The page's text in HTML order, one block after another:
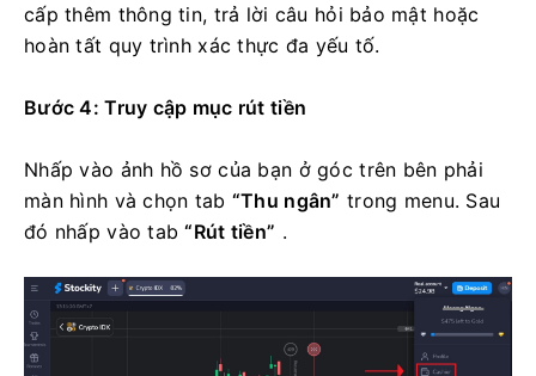
cấp thêm thông tin, trả lời câu hỏi bảo mật hoặc
hoàn tất quy trình xác thực đa yếu tố.
Bước 4: Truy cập mục rút tiền
Nhấp vào ảnh hồ sơ của bạn ở góc trên bên phải
màn hình và chọn tab “Thu ngân” trong menu. Sau
đó nhấp vào tab“Rút tiền” .